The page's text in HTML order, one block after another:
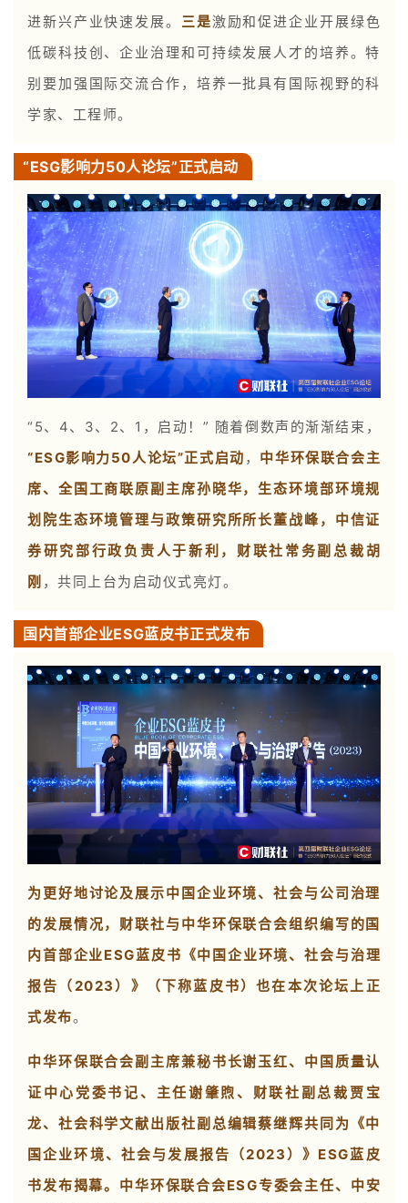
进新兴产业快速发展。 三是激励和促进企业开展绿色
低碳科技创、企业治理和可持续发展人才的培养。特
别要加强国际交流合作，培养一批具有国际视野的科
学家、工程师。
“ESG影响力50人论坛”正式启动
“5、4、3、2、1，启动！” 随着倒数声的渐渐结束，
“ESG影响力50人论坛”正式启动 ， 中华环保联合会主
席、全国工商联原副主席孙晓华，生态环境部环境规
划院生态环境管理与政策研究所所长董战峰，中信证
券研究部行政负责人于新利，财联社常务副总裁胡
刚 ，共同上台为启动仪式亮灯。
国内首部企业ESG蓝皮书正式发布
为更好地讨论及展示中国企业环境、社会与公司治理
的发展情况，财联社与中华环保联合会组织编写的国
内首部企业ESG蓝皮书《中国企业环境、社会与治理
报告（2023）》（下称蓝皮书）也在本次论坛上正
式发布。
中华环保联合会副主席兼秘书长谢玉红、中国质量认
证中心党委书记、主任谢肇煦、财联社副总裁贾宝
龙、社会科学文献出版社副总编辑蔡继辉共同为《中
国企业环境、社会与发展报告（2023）》ESG蓝皮
书发布揭幕。中华环保联合会ESG专委会主任、中安